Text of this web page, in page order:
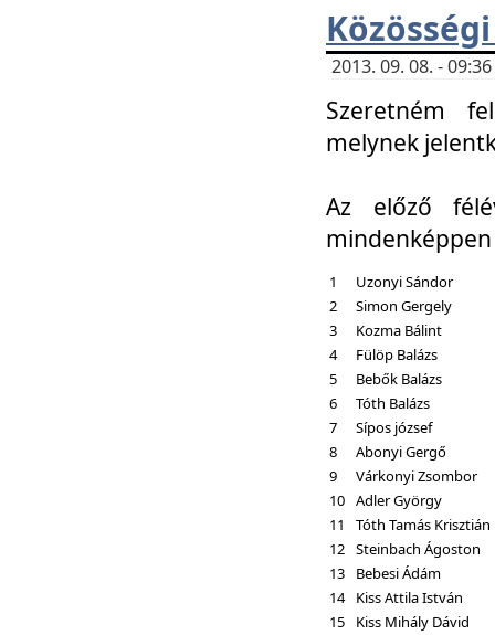
2013. 09. 08. -
Szeretném
melynek
Az előző
1
Uzonyi Sándor
2
Simon Gergely
3
Kozma Bálint
4
Fülöp Balázs
5
Bebők Balázs
6
Tóth Balázs
7
Sípos józsef
8
Abonyi Gergő
9
Várkonyi Zsombor
10 Adler György
11
Tóth Tamás Krisztián
12 Steinbach Ágoston
13
Bebesi Ádám
14 Kiss Attila István
15
Kiss Mihály Dávid